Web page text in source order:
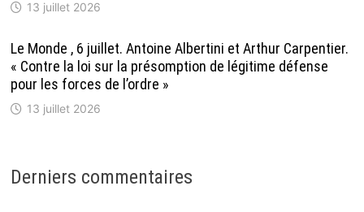
13 juillet 2026
Le Monde , 6 juillet. Antoine Albertini et Arthur Carpentier.
« Contre la loi sur la présomption de légitime défense
pour les forces de l’ordre »
13 juillet 2026
Derniers commentaires